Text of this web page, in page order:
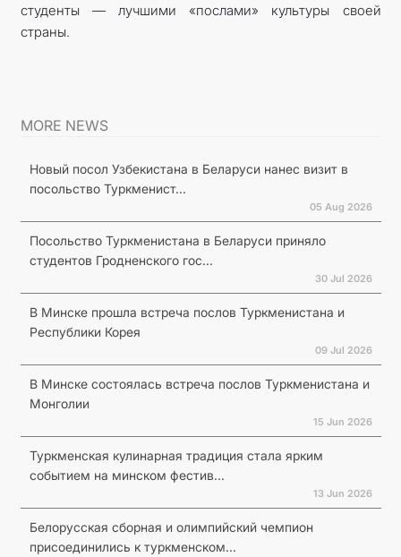
студенты — лучшими «послами» культуры своей
страны.
MORE NEWS
Новый посол Узбекистана в Беларуси нанес визит в
посольство Туркменист...
05 Aug 2026
Посольство Туркменистана в Беларуси приняло
студентов Гродненского гос...
30 Jul 2026
В Минске прошла встреча послов Туркменистана и
Республики Корея
09 Jul 2026
В Минске состоялась встреча послов Туркменистана и
Монголии
15 Jun 2026
Туркменская кулинарная традиция стала ярким
событием на минском фестив...
13 Jun 2026
Белорусская сборная и олимпийский чемпион
присоединились к туркменском...